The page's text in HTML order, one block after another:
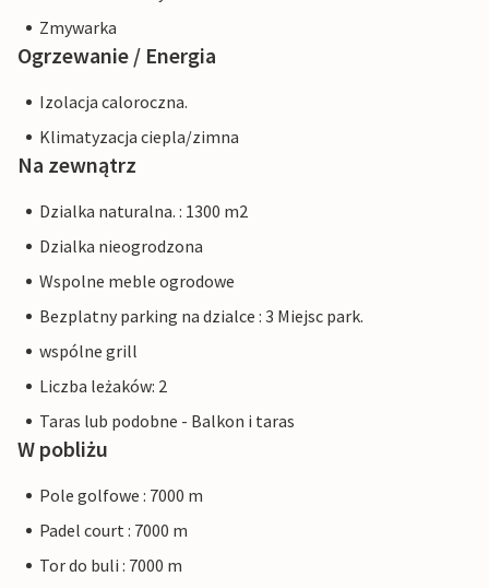
Zmywarka
Ogrzewanie / Energia
Izolacja caloroczna.
Klimatyzacja ciepla/zimna
Na zewnątrz
Dzialka naturalna. : 1300 m2
Dzialka nieogrodzona
Wspolne meble ogrodowe
Bezplatny parking na dzialce : 3 Miejsc park.
wspólne grill
Liczba leżaków: 2
Taras lub podobne - Balkon i taras
W pobliżu
Pole golfowe : 7000 m
Padel court : 7000 m
Tor do buli : 7000 m